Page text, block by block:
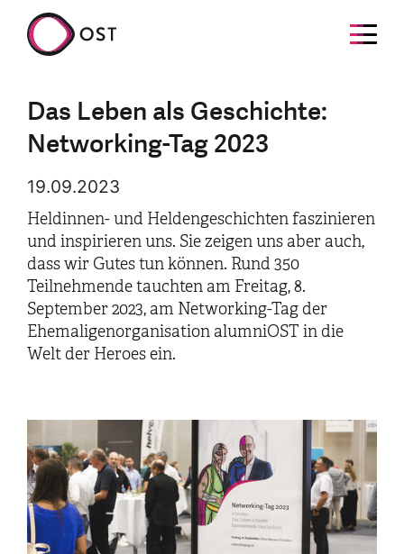
Das Leben als Geschichte:
Networking-Tag 2023
19.09.2023
Heldinnen- und Heldengeschichten faszinieren
und inspirieren uns. Sie zeigen uns aber auch,
dass wir Gutes tun können. Rund 350
Teilnehmende tauchten am Freitag, 8.
September 2023, am Networking-Tag der
Ehemaligenorganisation alumniOST in die
Welt der Heroes ein.